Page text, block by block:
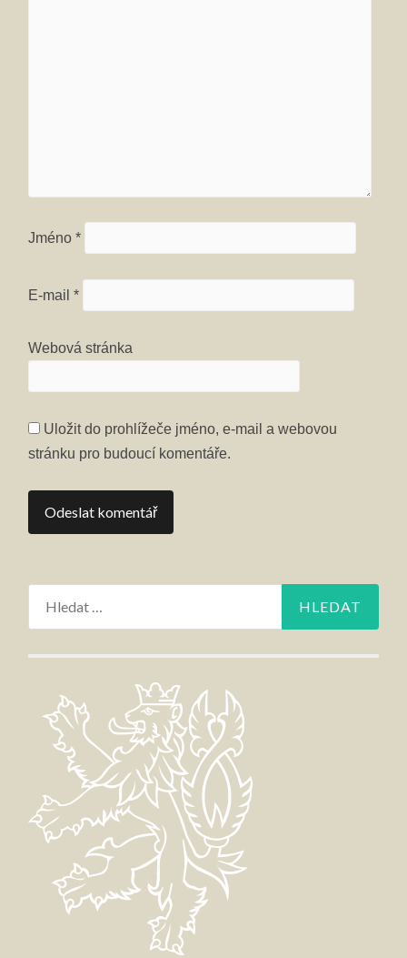
Jméno*
E-mail*
Webová stránka
Uložit do prohlížeče jméno, e-mail a webovou
stránku pro budoucí komentáře.